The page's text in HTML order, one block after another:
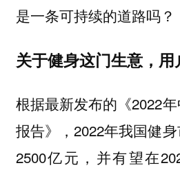
是一条可持续的道路吗？
关于健身这门生意，用
根据最新发布的《2022
报告》，2022年我国健
2500亿元，并有望在